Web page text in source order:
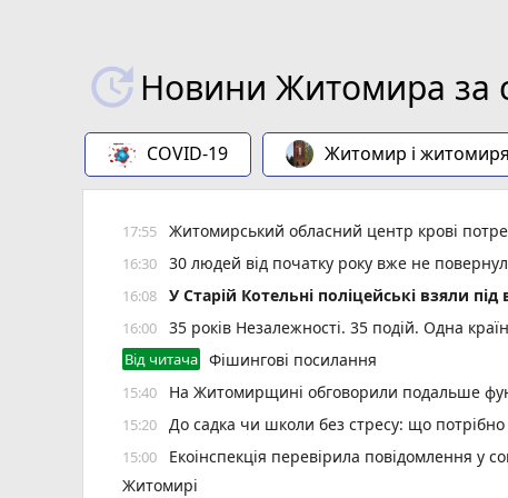
Новини Житомира за
COVID-19 Житомир і
17:55 Житомирський обласний центр крові
16:30 30 людей від початку року вже не
16:08 У Старій Котельні поліцейські взяли
16:00 35 років Незалежності. 35 подій. Одна
Від читача Фішингові посилання
15:40 На Житомирщині обговорили подальше
15:20 До садка чи школи без стресу: що
15:00
Екоінспекція перевірила повідомлення у
Житомирі